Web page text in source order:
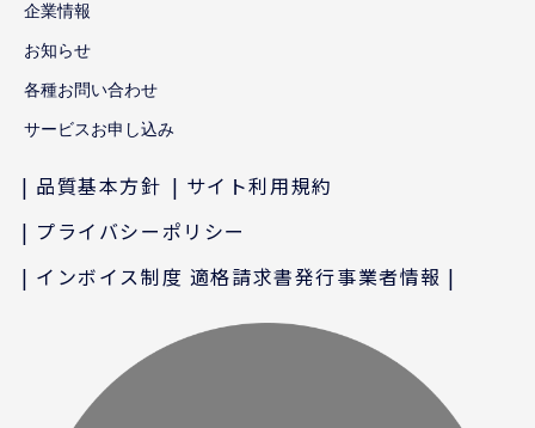
企業情報
お知らせ
各種お問い合わせ
サービスお申し込み
品質基本方針
サイト利用規約
プライバシーポリシー
インボイス制度 適格請求書発行事業者情報